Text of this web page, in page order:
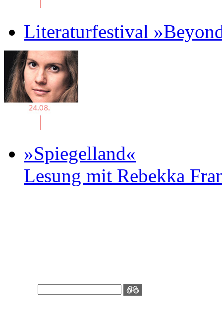
Literaturfestival
»Spiegelland«
Lesung mit Rebekka